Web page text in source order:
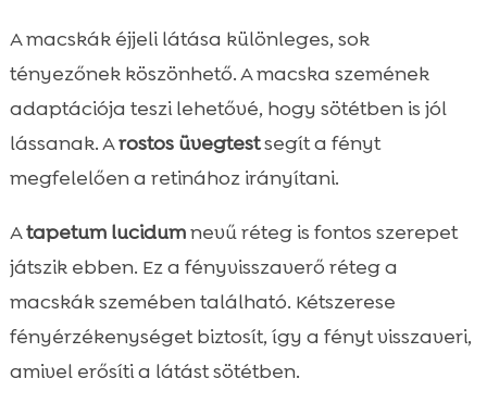
A macskák éjjeli látása különleges, sok
tényezőnek köszönhető. A macska szemének
adaptációja teszi lehetővé, hogy sötétben is jól
lássanak. Arostos üvegtestsegít a fényt
megfelelően a retinához irányítani.
Atapetum lucidumnevű réteg is fontos szerepet
játszik ebben. Ez a fényvisszaverő réteg a
macskák szemében található. Kétszerese
fényérzékenységet biztosít, így a fényt visszaveri,
amivel erősíti a látást sötétben.